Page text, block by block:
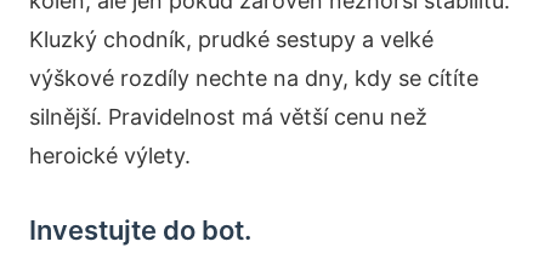
Kluzký chodník, prudké sestupy a velké
výškové rozdíly nechte na dny, kdy se cítíte
silnější. Pravidelnost má větší cenu než
heroické výlety.
Investujte do bot.